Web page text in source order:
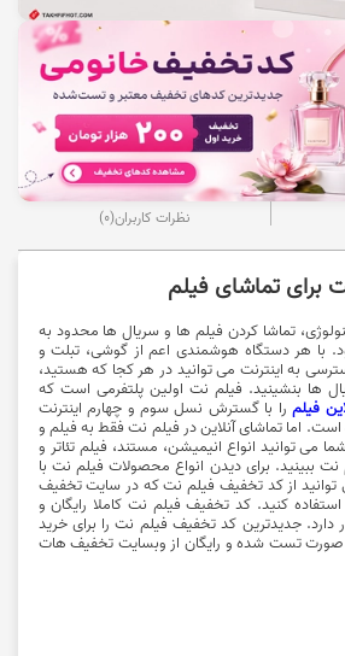
نظرات کاربران(0)
برای تماشای فیلم
تماشا کردن فیلم ها و سریال ها محدود به
با هر دستگاه هوشمندی اعم از گوشی، تبلت و
به اینترنت می توانید در هر کجا که هستید،
ها بنشینید. فیلم نت اولین پلتفرمی است که
فیلم را با گسترش نسل سوم و چهارم اینترنت
است. اما تماشای آنلاین در فیلم نت فقط به فیلم و
توانید انواع انیمیشن، مستند، فیلم تئاتر و
نت ببینید. برای دیدن انواع محصولات فیلم نت با
از کد تخفیف فیلم نت که در سایت تخفیف
کنید. کد تخفیف فیلم نت کاملا رایگان و
دارد.جدیدترین کد تخفیف فیلم نت را برای خرید
صورت تست شده و رایگان از وبسایت تخفیف هات